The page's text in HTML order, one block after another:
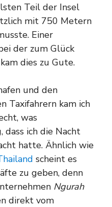
Teil der Insel
mit 750 Metern
Einer
der zum Glück
dies zu Gute.
und den
Taxifahrern kam ich
was
dass ich die Nacht
hatte. Ähnlich wie
scheint es
zu geben, denn
Ngurah
direkt vom